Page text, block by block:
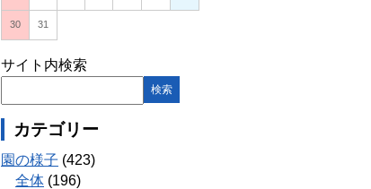
30 31
サイト内検索
カテゴリー
園の様子 (423)
全体 (196)